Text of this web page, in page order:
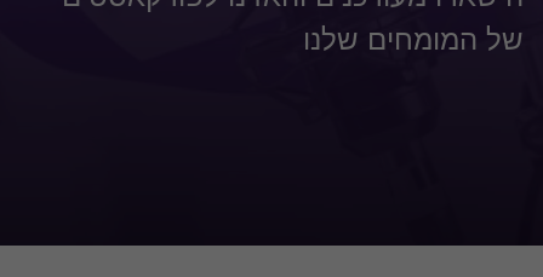
של המומחים שלנו